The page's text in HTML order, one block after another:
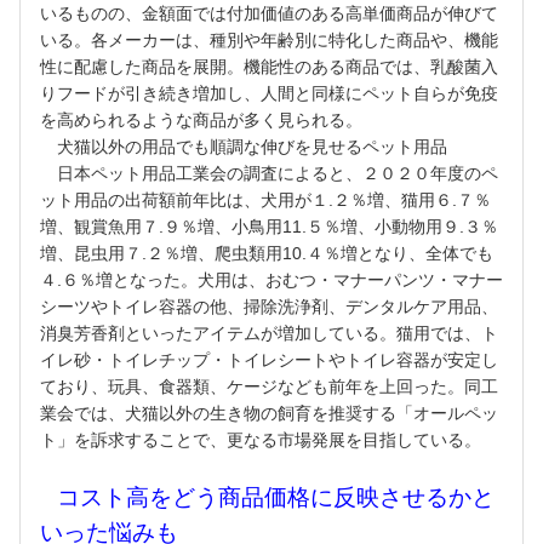
いるものの、金額面では付加価値のある高単価商品が伸びて
いる。各メーカーは、種別や年齢別に特化した商品や、機能
性に配慮した商品を展開。機能性のある商品では、乳酸菌入
りフードが引き続き増加し、人間と同様にペット自らが免疫
を高められるような商品が多く見られる。
犬猫以外の用品でも順調な伸びを見せるペット用品
日本ペット用品工業会の調査によると、２０２０年度のペ
ット用品の出荷額前年比は、犬用が１.２％増、猫用６.７％
増、観賞魚用７.９％増、小鳥用11.５％増、小動物用９.３％
増、昆虫用７.２％増、爬虫類用10.４％増となり、全体でも
４.６％増となった。犬用は、おむつ・マナーパンツ・マナー
シーツやトイレ容器の他、掃除洗浄剤、デンタルケア用品、
消臭芳香剤といったアイテムが増加している。猫用では、ト
イレ砂・トイレチップ・トイレシートやトイレ容器が安定し
ており、玩具、食器類、ケージなども前年を上回った。同工
業会では、犬猫以外の生き物の飼育を推奨する「オールペッ
ト」を訴求することで、更なる市場発展を目指している。
コスト高をどう商品価格に反映させるかと
いった悩みも